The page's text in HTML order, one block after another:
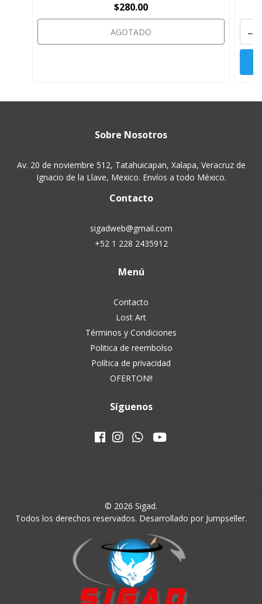
$280.00
AGOTADO -
Sobre Nosotros
Av. 20 de noviembre 512, Tatahuicapan, Xalapa, Veracruz de
Ignacio de la Llave, Mexico. Envíos a todo México.
Contacto
sigadweb@gmail.com
+52 1 228 2435912
Menú
Contacto
Lost Art
Términos y Condiciones
Politica de reembolso
Política de privacidad
OFERTON!!
Síguenos
© 2026 Sigad.
Todos los derechos reservados. Desarrollado por Jumpseller.